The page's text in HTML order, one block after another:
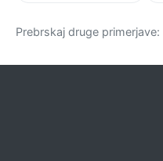
Prebrskaj druge primerjave: